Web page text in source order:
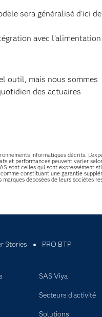
sera généralisé d’ici
avec l’alimentation
outil, mais nous sommes
des actuaires
informatiques décrits.
et performances peuvent varier
celles qui sont expressément
constituant une garantie
déposées de leurs sociétés
Stories PRO BTP
SAS Viya
Secteurs d'activité
Solutions